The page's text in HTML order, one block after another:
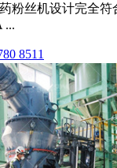
粉丝机设计完全符
...
8511